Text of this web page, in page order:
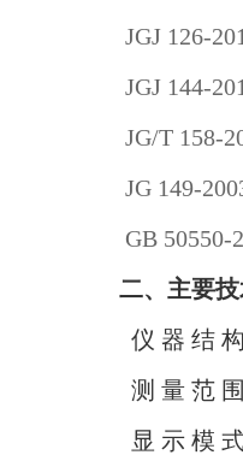
JGJ 126-
JGJ 144-
JG/T 158-
JG 149-
GB
二、主要
仪 器
测 量 范
显 示 模